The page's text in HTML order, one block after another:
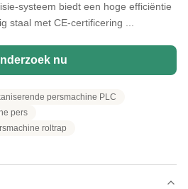
systeem biedt een hoge efficiëntie
staal met CE-certificering ...
nu
persmachine PLC
pers
roltrap